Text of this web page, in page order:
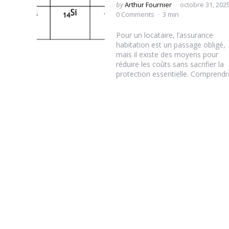
Posted
by
byArthur Fournier
octobre 31, 2025
0 Comments
3 min
Pour un locataire, l’assurance
habitation est un passage obligé,
mais il existe des moyens pour
réduire les coûts sans sacrifier la
protection essentielle.